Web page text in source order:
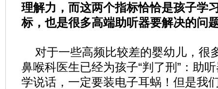
理解力，而这两个指标恰恰是孩子学
标，也是很多高端助听器要解决的问
对于一些高频比较差的婴幼儿，很
鼻喉科医生已经为孩子“判了刑”：助
学说话，一定要装电子耳蜗！但是我